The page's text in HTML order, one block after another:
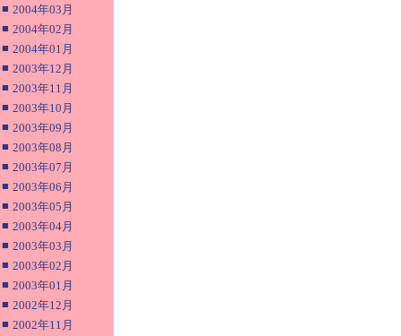
■ 2004年03月
■ 2004年02月
■ 2004年01月
■ 2003年12月
■ 2003年11月
■ 2003年10月
■ 2003年09月
■ 2003年08月
■ 2003年07月
■ 2003年06月
■ 2003年05月
■ 2003年04月
■ 2003年03月
■ 2003年02月
■ 2003年01月
■ 2002年12月
■ 2002年11月